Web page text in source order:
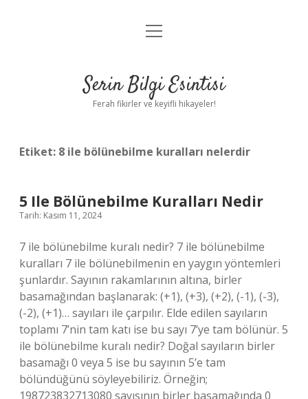
Anasayfa
Yasal Uyarı
menüyü
Serin Bilgi Esintisi
Ferah fikirler ve keyifli hikayeler!
Etiket: 8 ile bölünebilme kuralları nelerdir
5 Ile Bölünebilme Kuralları Nedir
Tarih: Kasım 11, 2024
7 ile bölünebilme kuralı nedir? 7 ile bölünebilme
kuralları 7 ile bölünebilmenin en yaygın yöntemleri
şunlardır. Sayının rakamlarının altına, birler
basamağından başlanarak: (+1), (+3), (+2), (-1), (-3),
(-2), (+1)… sayıları ile çarpılır. Elde edilen sayıların
toplamı 7’nin tam katı ise bu sayı 7’ye tam bölünür. 5
ile bölünebilme kuralı nedir? Doğal sayıların birler
basamağı 0 veya 5 ise bu sayının 5’e tam
bölündüğünü söyleyebiliriz. Örneğin;
198723832713080 sayısının birler basamağında 0